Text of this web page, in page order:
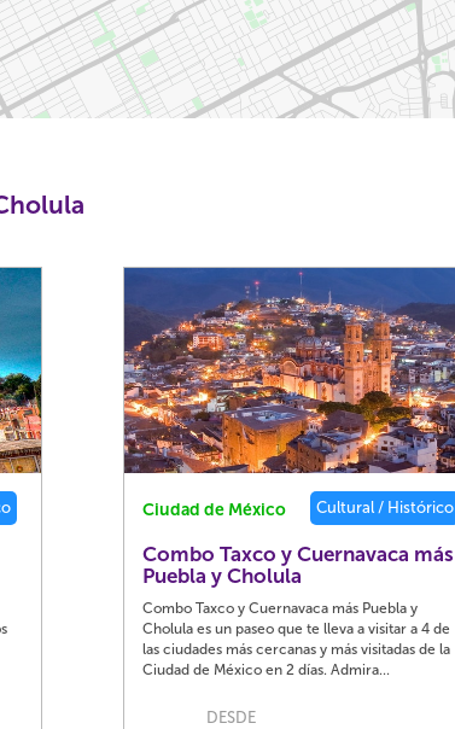
Ciudad de México Cultural / Histórico
Combo Taxco y Cuernavaca más
Puebla y Cholula
Combo Taxco y Cuernavaca más Puebla y
Cholula es un paseo que te lleva a visitar a 4 de
las ciudades más cercanas y más visitadas de la
Ciudad de México en 2 días. Admira...
DESDE